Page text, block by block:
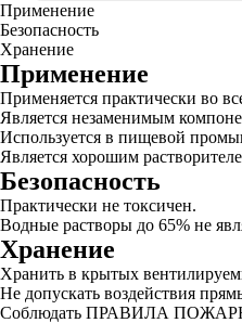
Применение
Безопасность
Хранение
Применение
Применяется практически во
Является незаменимым
Используется в пищевой
Является хорошим
Безопасность
Практически не токсичен.
Водные растворы до 65% не
Хранение
Хранить в крытых
Не допускать воздействия
Соблюдать ПРАВИЛА